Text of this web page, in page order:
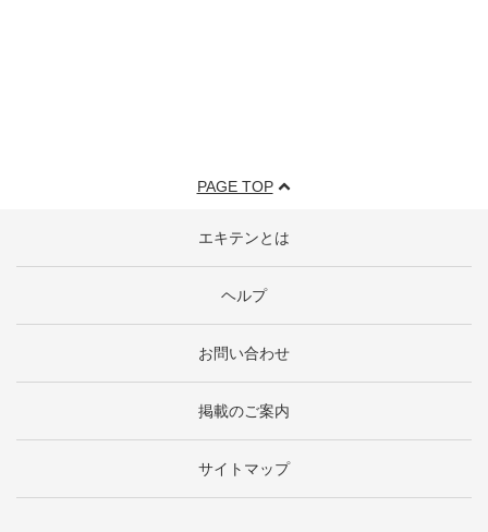
PAGE TOP
エキテンとは
ヘルプ
お問い合わせ
掲載のご案内
サイトマップ